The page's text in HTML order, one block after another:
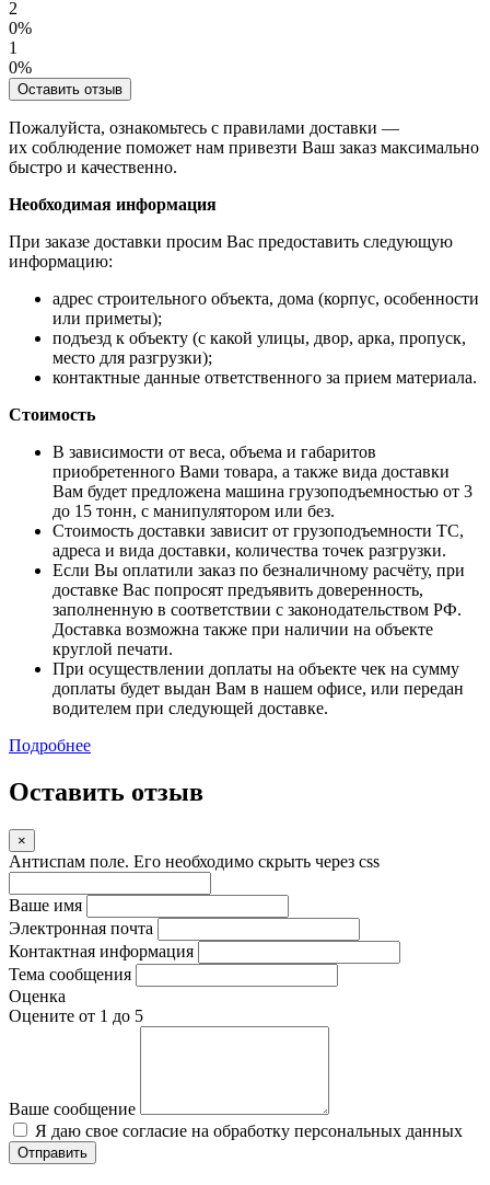
2
0%
1
0%
Оставить отзыв
Пожалуйста, ознакомьтесь с правилами доставки —
их соблюдение поможет нам привезти Ваш заказ максимально
быстро и качественно.
Необходимая информация
При заказе доставки просим Вас предоставить следующую
информацию:
адрес строительного объекта, дома (корпус, особенности
или приметы);
подъезд к объекту (с какой улицы, двор, арка, пропуск,
место для разгрузки);
контактные данные ответственного за прием материала.
Стоимость
В зависимости от веса, объема и габаритов
приобретенного Вами товара, а также вида доставки
Вам будет предложена машина грузоподъемностью от 3
до 15 тонн, с манипулятором или без.
Стоимость доставки зависит от грузоподъемности ТС,
адреса и вида доставки, количества точек разгрузки.
Если Вы оплатили заказ по безналичному расчёту, при
доставке Вас попросят предъявить доверенность,
заполненную в соответствии с законодательством РФ.
Доставка возможна также при наличии на объекте
круглой печати.
При осуществлении доплаты на объекте чек на сумму
доплаты будет выдан Вам в нашем офисе, или передан
водителем при следующей доставке.
Подробнее
Оставить отзыв
×
Антиспам поле. Его необходимо скрыть через css
Ваше имя
Электронная почта
Контактная информация
Тема сообщения
Оценка
Оцените от 1 до 5
Ваше сообщение
Я даю свое согласие на обработку персональных данных